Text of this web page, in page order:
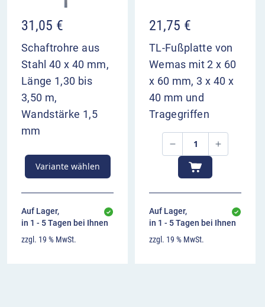
31,05 €
Schaftrohre aus
Stahl 40 x 40 mm,
Länge 1,30 bis
3,50 m,
Wandstärke 1,5
mm
Variante wählen
Auf Lager,
in 1 - 5 Tagen bei Ihnen
zzgl. 19 % MwSt.
21,75 €
TL-Fußplatte von
Wemas mit 2 x 60
x 60 mm, 3 x 40 x
40 mm und
Tragegriffen
Auf Lager,
in 1 - 5 Tagen bei Ihnen
zzgl. 19 % MwSt.